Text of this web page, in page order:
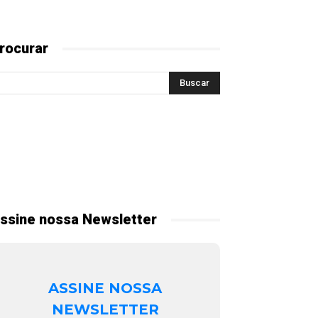
nossa Newsletter
ASSINE NOSSA
NEWSLETTER